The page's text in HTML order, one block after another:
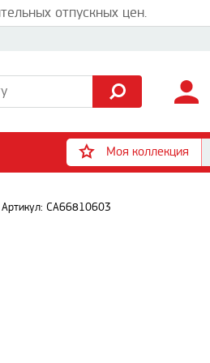
отпускных цен.
Моя коллекция
Артикул: CA66810603